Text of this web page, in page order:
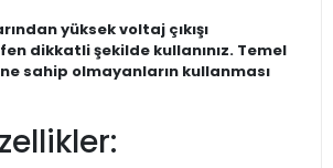
yüksek voltaj çıkışı
dikkatli şekilde kullanınız. Temel
sahip olmayanların kullanması